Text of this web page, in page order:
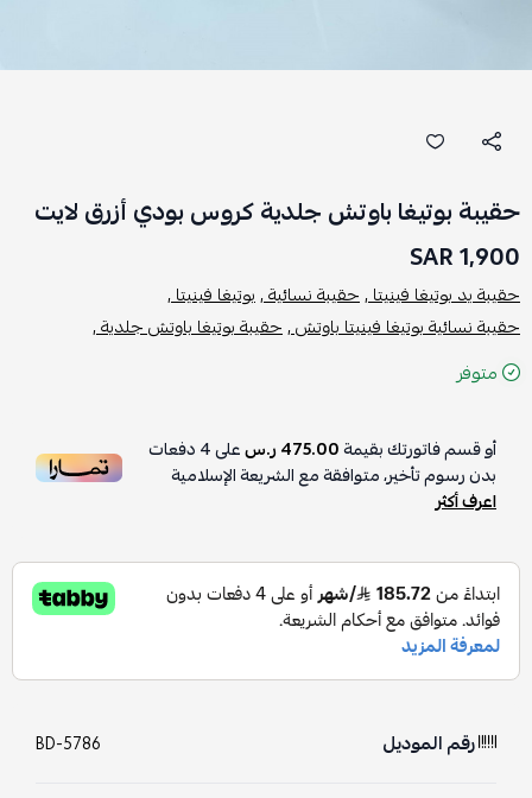
حقيبة بوتيغا باوتش جلدية كروس بودي أزرق لايت
1,900 SAR
حقيبة يد بوتيغا فينيتا ,حقيبة نسائية ,بوتيغا فينيتا ,
حقيبة نسائية بوتيغا فينيتا باوتش ,حقيبة بوتيغا باوتش جلدية ,
متوفر
أو قسم فاتورتك بقيمة475.00 ر.س على4دفعات
بدون رسوم تأخير، متوافقة مع الشريعة الإسلامية
اعرف أكثر
رقم الموديل BD-5786